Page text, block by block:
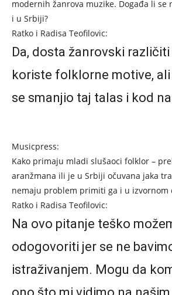
modernih žanrova muzike. Događa li se
i u Srbiji?
Ratko i Radisa Teofilovic:
Da, dosta žanrovski
koriste folklorne motive,
se smanjio taj talas i kod
Musicpress:
Kako primaju mladi slušaoci folklor –
aranžmana ili je u Srbiji očuvana jaka
nemaju problem primiti ga i u izvornom
Ratko i Radisa Teofilovic:
Na ovo pitanje teško
odogovoriti jer se ne
istraživanjem. Mogu da